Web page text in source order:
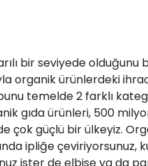
bir seviyede olduğunu
organik ürünlerdeki
temelde 2 farklı
gıda ürünleri, 500
çok güçlü bir ülkeyiz.
ipliğe çeviriyorsunuz,